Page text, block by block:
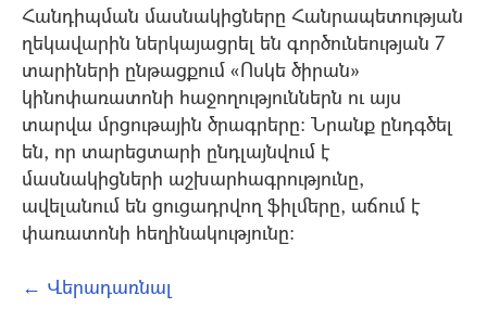
Հանդիպման մասնակիցները Հանրապետության
ղեկավարին ներկայացրել են գործունեության 7
տարիների ընթացքում «Ոսկե ծիրան»
կինոփառատոնի հաջողություններն ու այս
տարվա մրցութային ծրագրերը: Նրանք ընդգծել
են, որ տարեցտարի ընդլայնվում է
մասնակիցների աշխարհագրությունը,
ավելանում են ցուցադրվող ֆիլմերը, աճում է
փառատոնի հեղինակությունը:
← Վերադառնալ